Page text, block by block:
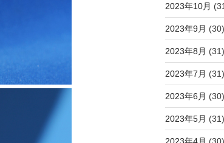
2023年10月
2023年9月 (30)
2023年8月 (31)
2023年7月 (31)
2023年6月 (30)
2023年5月 (31)